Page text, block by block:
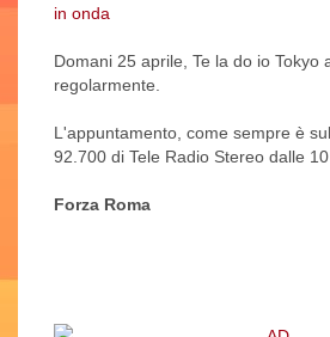
Domani 25 aprile, Te la do io Tokyo
regolarmente.
L'appuntamento, come sempre è
92.700 di Tele Radio Stereo dalle
Forza Roma